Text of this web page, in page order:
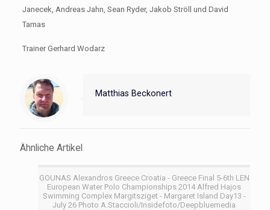
Janecek, Andreas Jahn, Sean Ryder, Jakob Ströll und David
Tamas
Trainer Gerhard Wodarz
Matthias Beckonert
Ähnliche Artikel
GOUNAS Alexandros Greece Croatia - Greece Final 5-6th LEN
European Water Polo Championships 2014 Alfred Hajos
Swimming Complex Margitsziget - Margaret Island Day13 -
July 26 Photo A.Staccioli/Insidefoto/Deepbluemedia